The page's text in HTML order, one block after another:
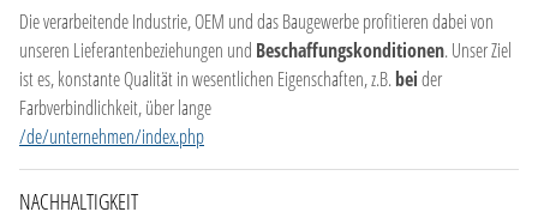
Die verarbeitende Industrie, OEM und das Baugewerbe profitieren dabei von
unseren Lieferantenbeziehungen und Beschaffungskonditionen. Unser Ziel
ist es, konstante Qualität in wesentlichen Eigenschaften, z.B.beider
Farbverbindlichkeit, über lange
/de/unternehmen/index.php
NACHHALTIGKEIT